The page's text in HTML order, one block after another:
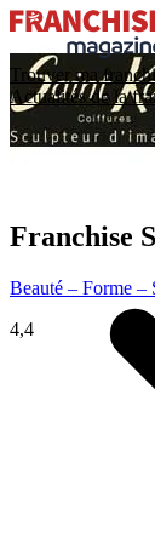
Trouver ma
Actualités de la
Franchise
Beauté – Forme –
4,4